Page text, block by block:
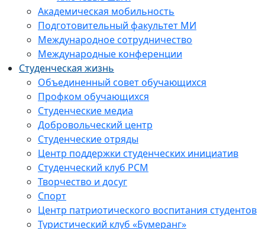
Академическая мобильность
Подготовительный факультет МИ
Международное сотрудничество
Международные конференции
Студенческая жизнь
Объединенный совет обучающихся
Профком обучающихся
Студенческие медиа
Добровольческий центр
Студенческие отряды
Центр поддержки студенческих инициатив
Студенческий клуб РСМ
Творчество и досуг
Спорт
Центр патриотического воспитания студентов
Туристический клуб «Бумеранг»